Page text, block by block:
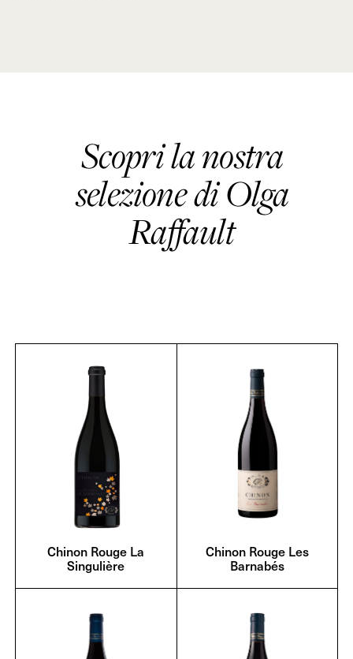
Scopri la nostra
selezione di Olga
Raffault
Chinon Rouge La
Singulière
Chinon Rouge Les
Barnabés